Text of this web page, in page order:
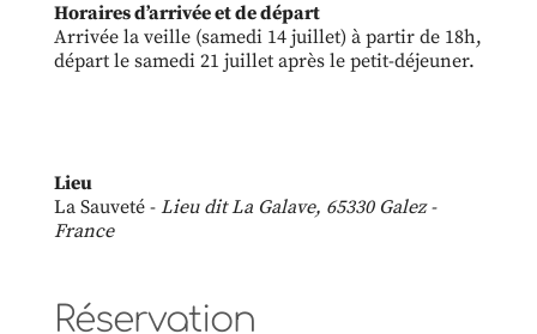
Horaires d’arrivée et de départ
Arrivée la veille (samedi 14 juillet) à partir de 18h,
départ le samedi 21 juillet après le petit-déjeuner.
Lieu
La Sauveté - Lieu dit La Galave, 65330 Galez -
France
Réservation